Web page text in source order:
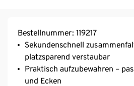
Bestellnummer: 119217
Sekundenschnell
platzsparend verstaubar
Praktisch aufzubewahren –
und Ecken